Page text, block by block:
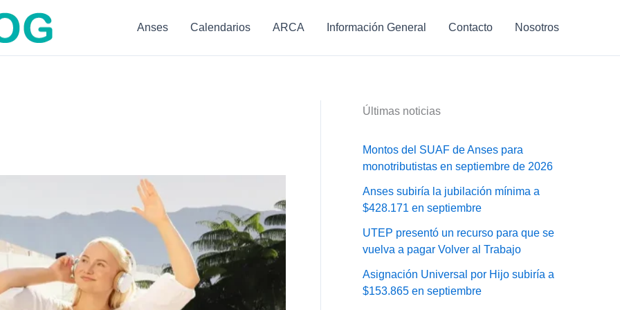
Anses Calendarios ARCA Información General Contacto Nosotros
Últimas noticias
Montos del SUAF de Anses para
monotributistas en septiembre de 2026
Anses subiría la jubilación mínima a
$428.171 en septiembre
UTEP presentó un recurso para que se
vuelva a pagar Volver al Trabajo
Asignación Universal por Hijo subiría a
$153.865 en septiembre